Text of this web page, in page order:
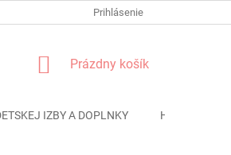
PODMIENKY OCHRANY OSOBNÝCH
Prihlásenie
NÁKUPNÝ
Prázdny košík
IZBY A DOPLNKY HRAČKY